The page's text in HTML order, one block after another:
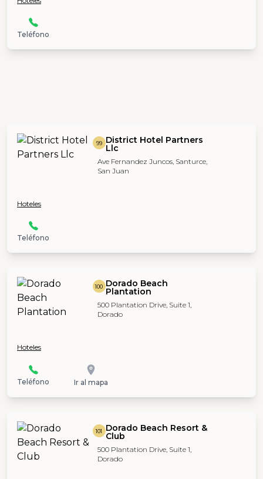
Teléfono
99 District Hotel Partners
Llc
Ave Fernandez Juncos, Santurce,
San Juan
Hoteles
Teléfono
100 Dorado Beach
Plantation
500 Plantation Drive, Suite 1,
Dorado
Hoteles
Teléfono Ir al mapa
101 Dorado Beach Resort &
Club
500 Plantation Drive, Suite 1,
Dorado